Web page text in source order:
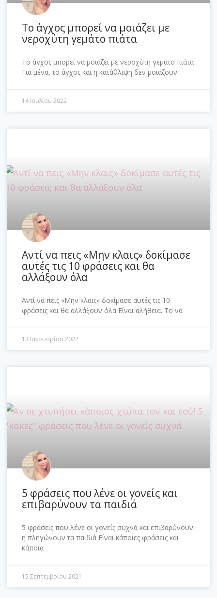
Το άγχος μπορεί να μοιάζει με
νεροχύτη γεμάτο πιάτα
Το άγχος μπορεί να μοιάζει με νεροχύτη γεμάτο πιάτα
Για μένα, το άγχος και η κατάθλιψη δεν μοιάζουν
14 Ιουλίου 2022
Αντί να πεις «Μην κλαις» δοκίμασε
αυτές τις 10 φράσεις και θα
αλλάξουν όλα
Αντί να πεις «Μην κλαις» δοκίμασε αυτές τις 10
φράσεις και θα αλλάξουν όλα Είναι αλήθεια. Το να
13 Ιανουαρίου 2022
5 φράσεις που λένε οι γονείς και
επιβαρύνουν τα παιδιά
5 φράσεις που λένε οι γονείς συχνά και επιβαρύνουν
ή πληγώνουν τα παιδιά Είναι κάποιες φράσεις και
κάποια
15 Σεπτεμβρίου 2021